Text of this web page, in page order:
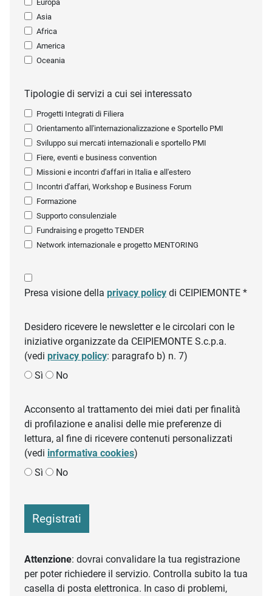
Europa
Asia
Africa
America
Oceania
Tipologie di servizi a cui sei interessato
Progetti Integrati di Filiera
Orientamento all'internazionalizzazione e Sportello PMI
Sviluppo sui mercati internazionali e sportello PMI
Fiere, eventi e business convention
Missioni e incontri d'affari in Italia e all'estero
Incontri d'affari, Workshop e Business Forum
Formazione
Supporto consulenziale
Fundraising e progetto TENDER
Network internazionale e progetto MENTORING
Presa visione della privacy policy di CEIPIEMONTE *
Desidero ricevere le newsletter e le circolari con le
iniziative organizzate da CEIPIEMONTE S.c.p.a.
(vedi privacy policy: paragrafo b) n. 7)
Sì
No
Acconsento al trattamento dei miei dati per finalità
di profilazione e analisi delle mie preferenze di
lettura, al fine di ricevere contenuti personalizzati
(vedi informativa cookies)
Sì
No
Registrati
Attenzione: dovrai convalidare la tua registrazione
per poter richiedere il servizio. Controlla subito la tua
casella di posta elettronica. In caso di problemi,